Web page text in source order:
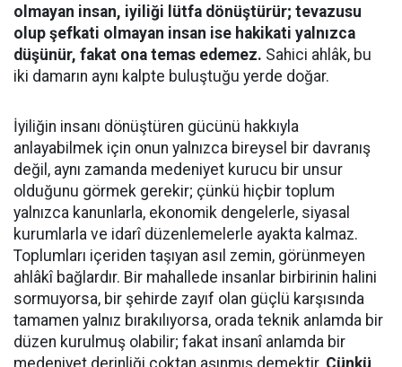
olmayan insan, iyiliği lütfa dönüştürür; tevazusu
olup şefkati olmayan insan ise hakikati yalnızca
düşünür, fakat ona temas edemez. Sahici ahlâk, bu
iki damarın aynı kalpte buluştuğu yerde doğar.
İyiliğin insanı dönüştüren gücünü hakkıyla
anlayabilmek için onun yalnızca bireysel bir davranış
değil, aynı zamanda medeniyet kurucu bir unsur
olduğunu görmek gerekir; çünkü hiçbir toplum
yalnızca kanunlarla, ekonomik dengelerle, siyasal
kurumlarla ve idarî düzenlemelerle ayakta kalmaz.
Toplumları içeriden taşıyan asıl zemin, görünmeyen
ahlâkî bağlardır. Bir mahallede insanlar birbirinin halini
sormuyorsa, bir şehirde zayıf olan güçlü karşısında
tamamen yalnız bırakılıyorsa, orada teknik anlamda bir
düzen kurulmuş olabilir; fakat insanî anlamda bir
medeniyet derinliği çoktan aşınmış demektir. Çünkü